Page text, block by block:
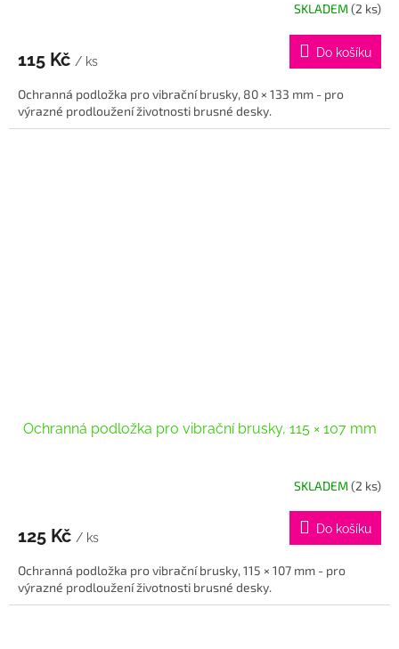
SKLADEM(2 ks)
115 Kč / ks
Do košíku
Ochranná podložka pro vibrační brusky, 80 × 133 mm - pro
výrazné prodloužení životnosti brusné desky.
Ochranná podložka pro vibrační brusky, 115 × 107 mm
SKLADEM(2 ks)
125 Kč / ks
Do košíku
Ochranná podložka pro vibrační brusky, 115 × 107 mm - pro
výrazné prodloužení životnosti brusné desky.